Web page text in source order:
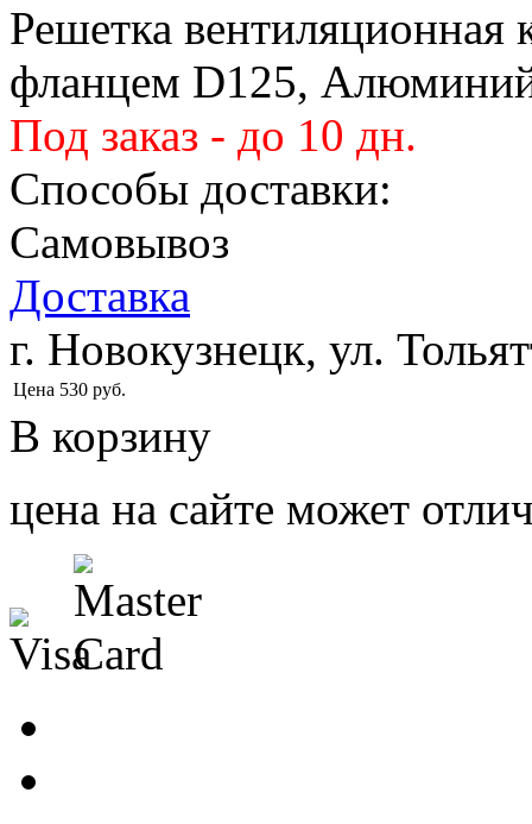
Решетка вентиляционная
фланцем D125,
Под заказ - до 10 дн.
Способы доставки:
Самовывоз
Доставка
г. Новокузнецк, ул.
Цена 530 руб.
В корзину
цена на сайте может